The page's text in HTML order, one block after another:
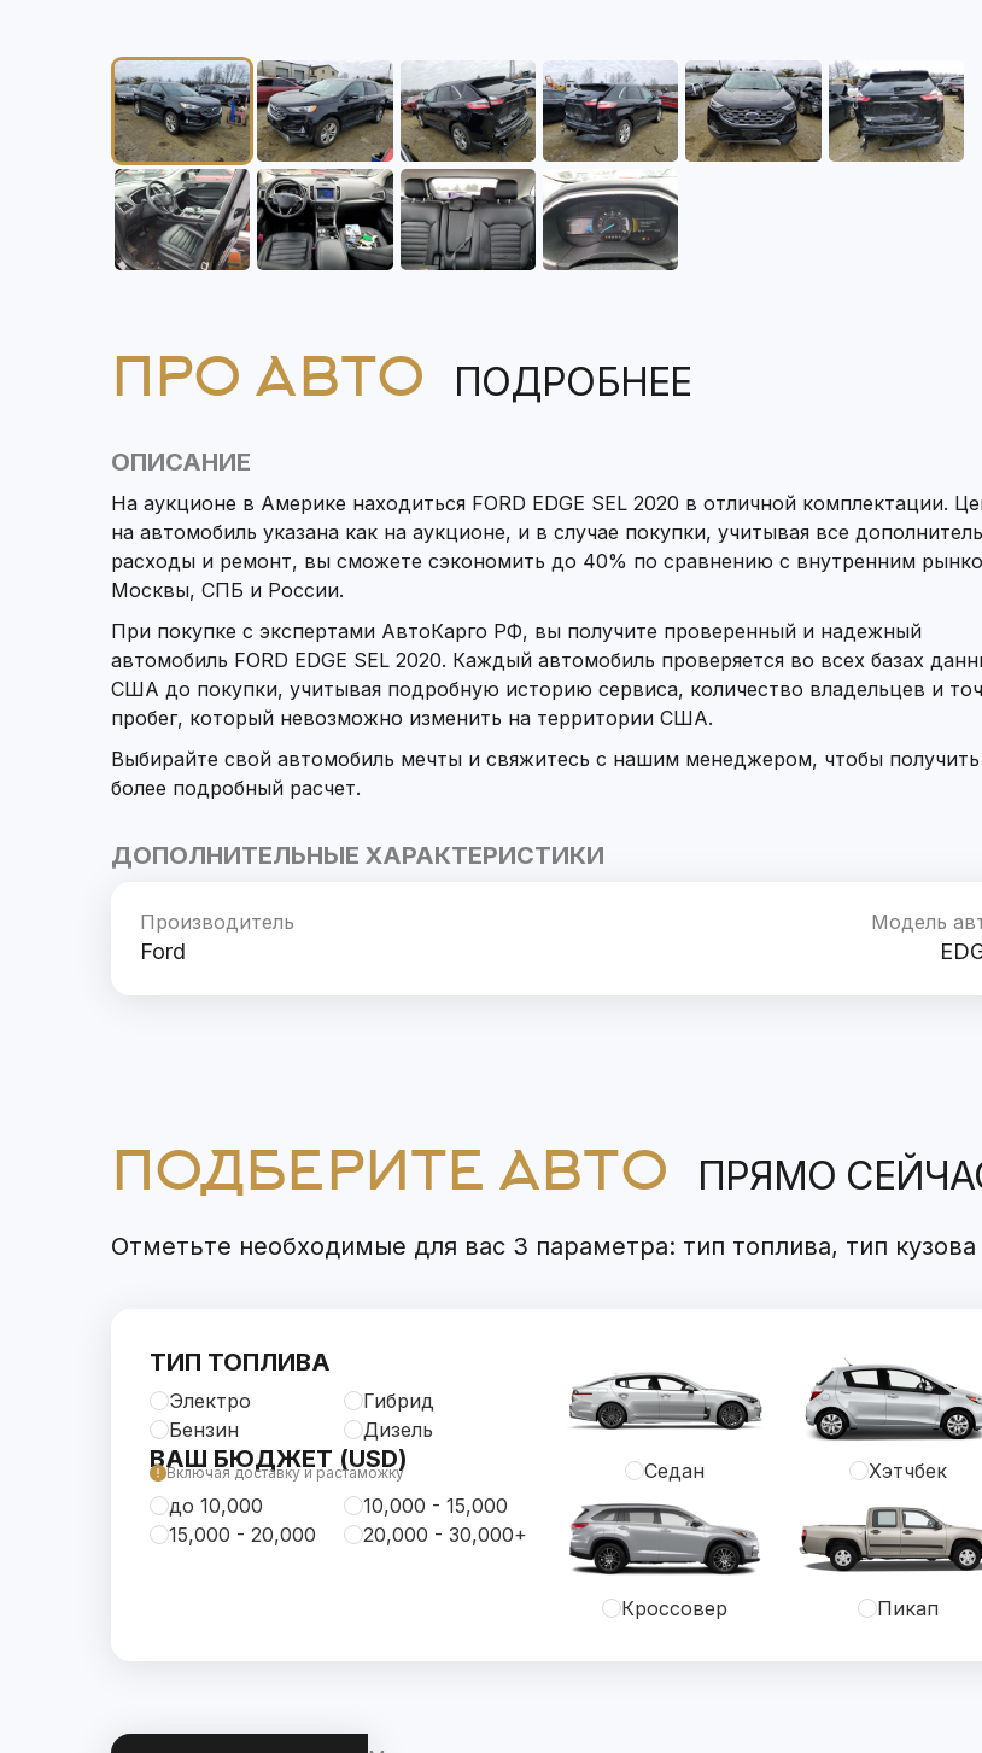
ПРО АВТО ПОДРОБНЕЕ
ОПИСАНИЕ
На аукционе в Америке находиться FORD EDGE SEL 2020 в отличной комплектации.
на автомобиль указана как на аукционе, и в случае покупки, учитывая все
расходы и ремонт, вы сможете сэкономить до 40% по сравнению с внутренним
Москвы, СПБ и России.
При покупке с экспертами АвтоКарго РФ, вы получите проверенный и надежный
автомобиль FORD EDGE SEL 2020. Каждый автомобиль проверяется во всех базах
США до покупки, учитывая подробную историю сервиса, количество владельцев и
пробег, который невозможно изменить на территории США.
Выбирайте свой автомобиль мечты и свяжитесь с нашим менеджером, чтобы получить
более подробный расчет.
ДОПОЛНИТЕЛЬНЫЕ ХАРАКТЕРИСТИКИ
Производитель
Ford
Модель
ПОДБЕРИТЕ АВТО ПРЯМО
Отметьте необходимые для вас 3 параметра: тип топлива, тип
ТИП ТОПЛИВА
Электро
Гибрид
Бензин
Дизель
ВАШ БЮДЖЕТ (USD)
Включая доставку и растаможку
до 10,000
10,000 - 15,000
15,000 - 20,000
20,000 - 30,000+
Седан Хэтчбек
Кроссовер Пикап